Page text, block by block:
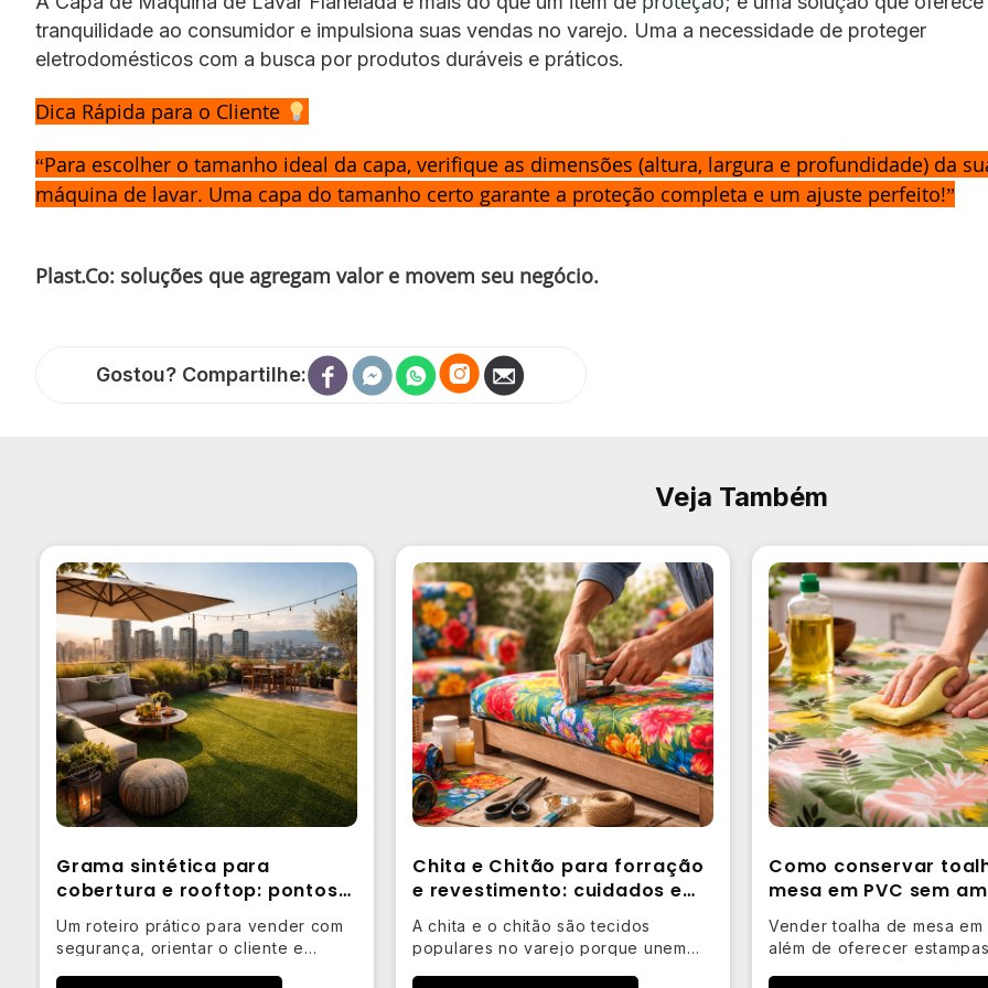
tranquilidade ao consumidor e impulsiona suas vendas no varejo. Uma a necessidade de proteger
eletrodomésticos com a busca por produtos duráveis e práticos.
Dica Rápida para o Cliente
“Para escolher o tamanho ideal da capa, verifique as dimensões (altura, largura e profundidade) da
máquina de lavar. Uma capa do tamanho certo garante a proteção completa e um ajuste perfeito!”
Plast.Co: soluções que agregam valor e movem seu negócio.
Gostou? Compartilhe:
Veja Também
Grama sintética para
cobertura e rooftop: pontos
de atenção
Um roteiro prático para vender com
segurança, orientar o cliente e
Chita e Chitão para forração
e revestimento: cuidados e
indicação
A chita e o chitão são tecidos
populares no varejo porque unem
Como conservar
mesa em PVC sem
Vender toalha de mesa em
além de oferecer